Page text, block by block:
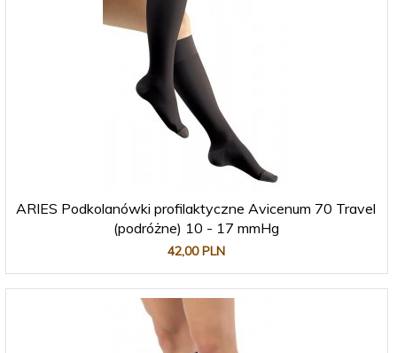
ARIES Podkolanówki profilaktyczne Avicenum 70 Travel
(podróżne) 10 - 17 mmHg
42,00 PLN